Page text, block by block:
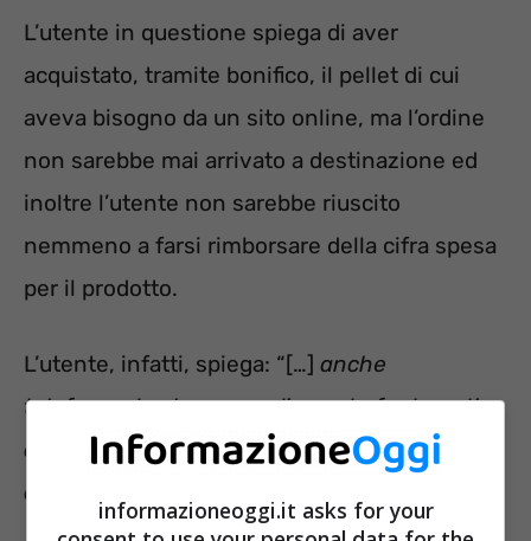
L’utente in questione spiega di aver
acquistato, tramite bonifico, il pellet di cui
aveva bisogno da un sito online, ma l’ordine
non sarebbe mai arrivato a destinazione ed
inoltre l’utente non sarebbe riuscito
nemmeno a farsi rimborsare della cifra spesa
per il prodotto.
L’utente, infatti, spiega: “[…] anche
telefonando al numero di questa fantomatica
ditta riagganciano quando si parla
di risarcimento
informazioneoggi.it asks for your